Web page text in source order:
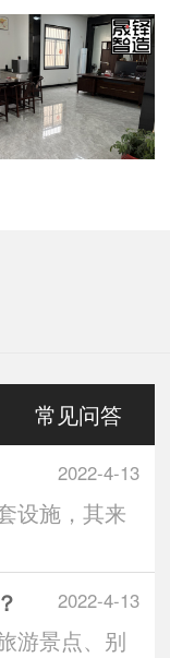
常见问答
2022-4-13
设施，其来
2022-4-13
游景点、别